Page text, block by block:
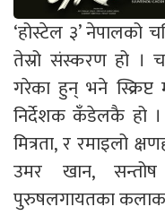
‘होस्टेल ३’ नेपालको
तेस्रो संस्करण हो ।
गरेका हुन् भने
निर्देशक कँडेलकै हो
मित्रता, र रमाइलो
उमर खान, सन्तोष
पुरुषलगायतका